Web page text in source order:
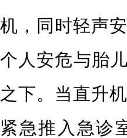
机，同时轻声
个人安危与胎
之下。当直升
紧急推入急诊